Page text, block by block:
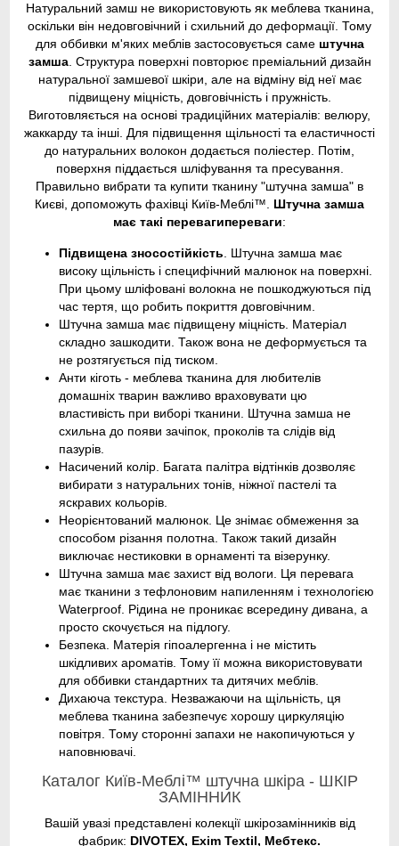
Натуральний замш не використовують як меблева тканина,
оскільки він недовговічний і схильний до деформації. Тому
для оббивки м'яких меблів застосовується саме штучна
замша. Структура поверхні повторює преміальний дизайн
натуральної замшевої шкіри, але на відміну від неї має
підвищену міцність, довговічність і пружність.
Виготовляється на основі традиційних матеріалів: велюру,
жаккарду та інші. Для підвищення щільності та еластичності
до натуральних волокон додається поліестер. Потім,
поверхня піддається шліфування та пресування.
Правильно вибрати та купити тканину "штучна замша" в
Києві, допоможуть фахівці Київ-Меблі™. Штучна замша
має такі перевагипереваги:
Підвищена зносостійкість. Штучна замша має
високу щільність і специфічний малюнок на поверхні.
При цьому шліфовані волокна не пошкоджуються під
час тертя, що робить покриття довговічним.
Штучна замша має підвищену міцність. Матеріал
складно зашкодити. Також вона не деформується та
не розтягується під тиском.
Анти кіготь - меблева тканина для любителів
домашніх тварин важливо враховувати цю
властивість при виборі тканини. Штучна замша не
схильна до появи зачіпок, проколів та слідів від
пазурів.
Насичений колір. Багата палітра відтінків дозволяє
вибирати з натуральних тонів, ніжної пастелі та
яскравих кольорів.
Неорієнтований малюнок. Це знімає обмеження за
способом різання полотна. Також такий дизайн
виключає нестиковки в орнаменті та візерунку.
Штучна замша має захист від вологи. Ця перевага
має тканини з тефлоновим напиленням і технологією
Waterproof. Рідина не проникає всередину дивана, а
просто скочується на підлогу.
Безпека. Матерія гіпоалергенна і не містить
шкідливих ароматів. Тому її можна використовувати
для оббивки стандартних та дитячих меблів.
Дихаюча текстура. Незважаючи на щільність, ця
меблева тканина забезпечує хорошу циркуляцію
повітря. Тому сторонні запахи не накопичуються у
наповнювачі.
Каталог Київ-Меблі™ штучна шкіра - ШКІР
ЗАМІННИК
Вашій увазі представлені колекції шкірозамінників від
фабрик: DIVOTEX, Exim Textil, Мебтекс.